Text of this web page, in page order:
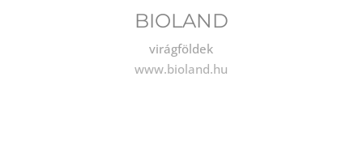
BIOLAND
virágföldek
www.bioland.hu